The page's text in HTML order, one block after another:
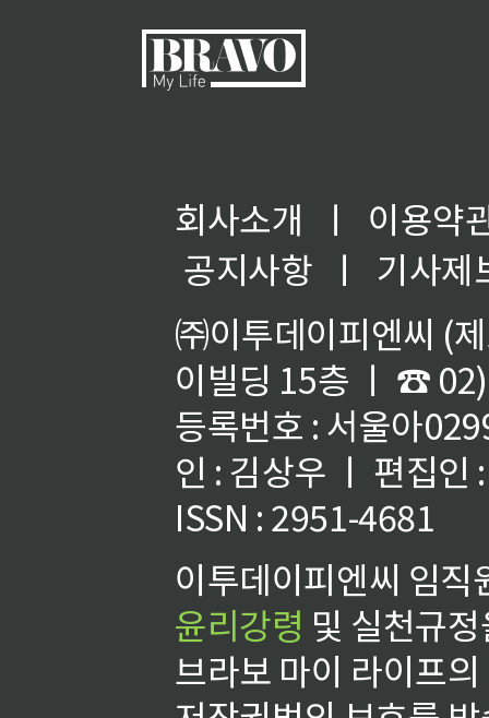
회사소개 ㅣ
이용약
공지사항
ㅣ
기사제
㈜이투데이피엔씨 (
이빌딩 15층 ㅣ ☎
등록번호 : 서울아
인 : 김상우 ㅣ 편집인
ISSN : 2951-4681
이투데이피엔씨 임
윤리강령 및 실천규
브라보 마이 라이프